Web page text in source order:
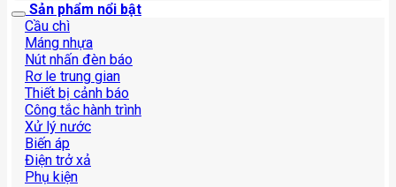
Sản phẩm nổi bật
Cầu chì
Máng nhựa
Nút nhấn đèn báo
Rơ le trung gian
Thiết bị cảnh báo
Công tắc hành trình
Xử lý nước
Biến áp
Điện trở xả
Phụ kiện